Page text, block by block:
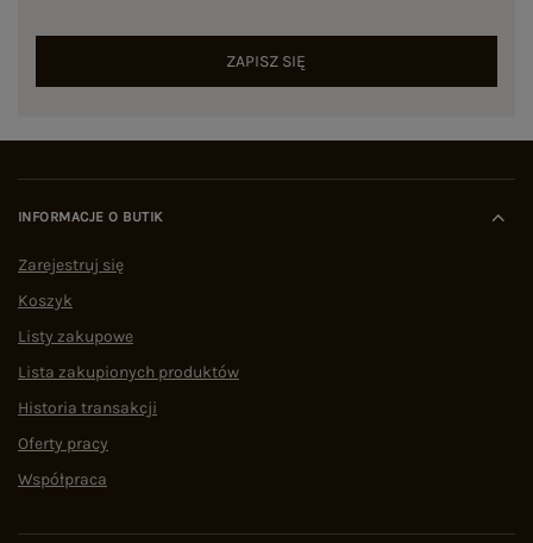
ZAPISZ SIĘ
INFORMACJE O BUTIK
Zarejestruj się
Koszyk
Listy zakupowe
Lista zakupionych produktów
Historia transakcji
Oferty pracy
Współpraca